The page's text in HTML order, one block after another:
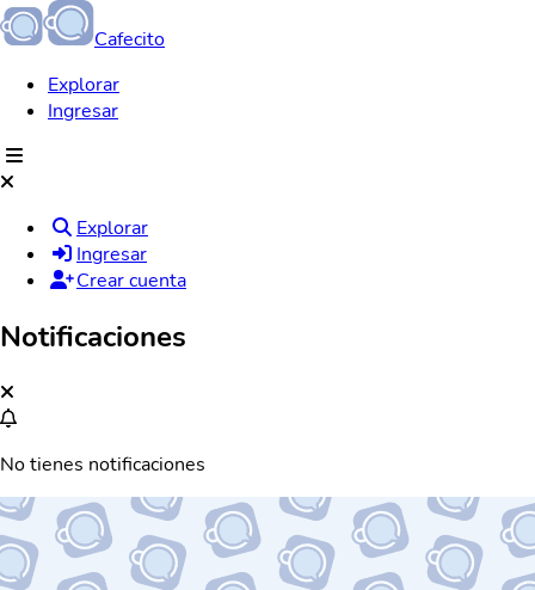
Cafecito
Explorar
Ingresar
Explorar
Ingresar
Crear cuenta
Notificaciones
No tienes notificaciones